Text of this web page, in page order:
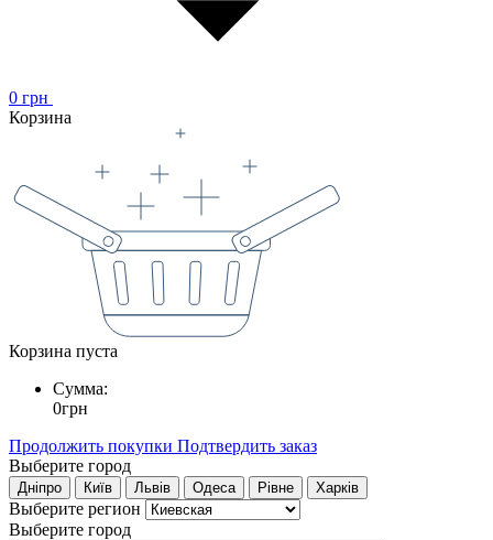
0 грн
Корзина
Корзина пуста
Сумма:
0грн
Продолжить покупки Подтвердить заказ
Выберите город
Дніпро Київ Львів Одеса Рівне Харків
Выберите регион
Выберите город